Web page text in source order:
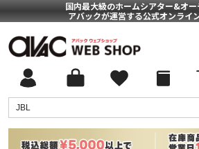
国内最大級のホームシアター&オー
アバックが運営する公式オンライ